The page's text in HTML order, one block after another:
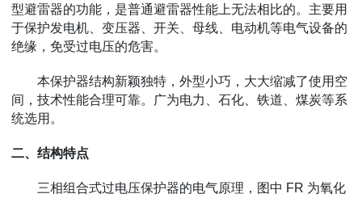
型避雷器的功能，是普通避雷器性能上无法相比的。主要用
于保护发电机、变压器、开关、母线、电动机等电气设备的
绝缘，免受过电压的危害。
本保护器结构新颖独特，外型小巧，大大缩减了使用空
间，技术性能合理可靠。广为电力、石化、铁道、煤炭等系
统选用。
二、结构特点
三相组合式过电压保护器的电气原理，图中 FR 为氧化